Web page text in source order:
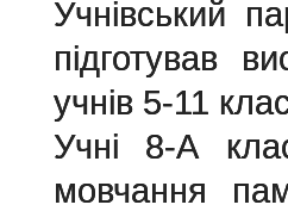
Учнівський
підготував
учнів 5-11
Учні 8-А
мовчання